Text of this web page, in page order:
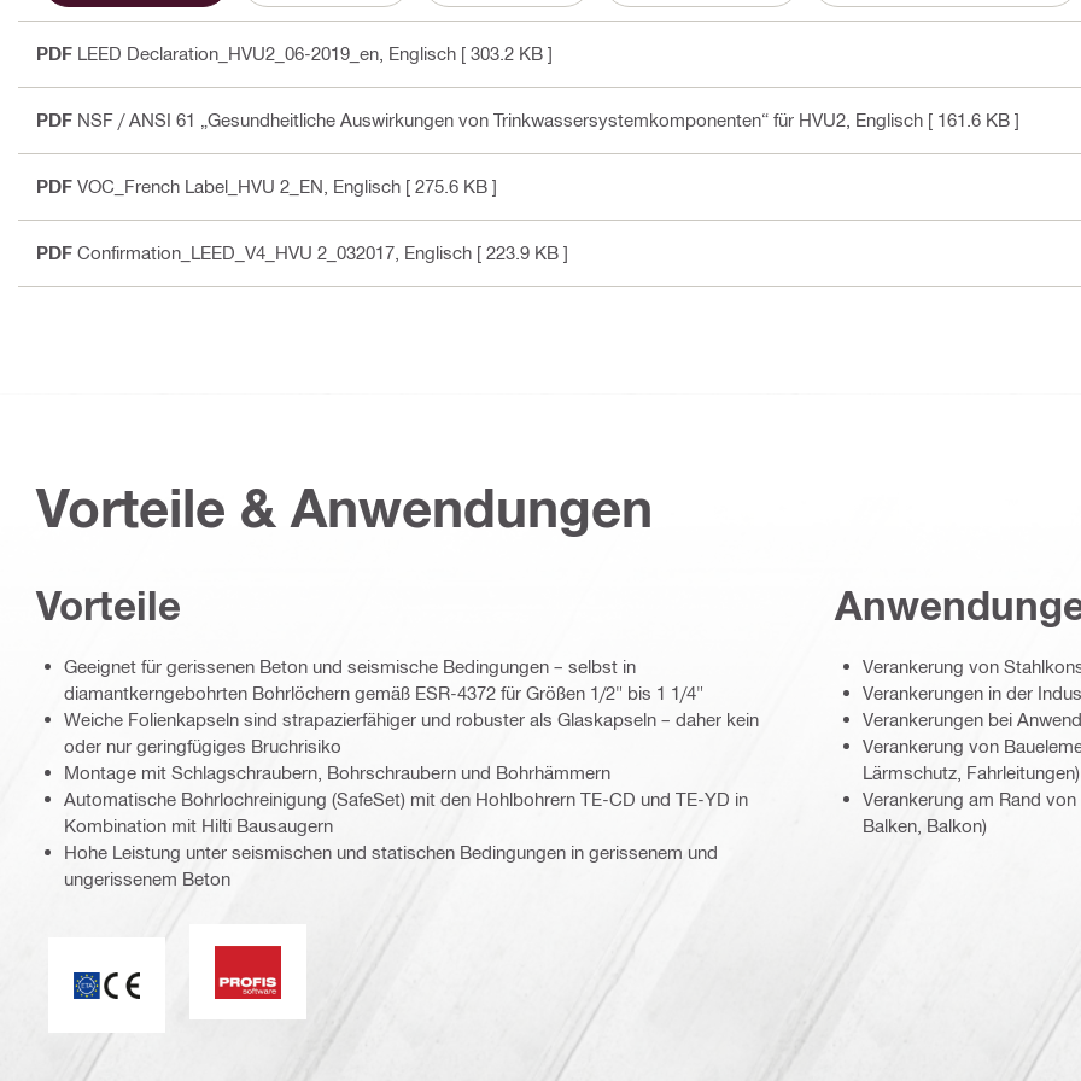
PDF LEED Declaration_HVU2_06-2019_en , Englisch [ 303.2 KB ]
PDF NSF / ANSI 61 „Gesundheitliche Auswirkungen von Trinkwassersystemkomponenten“ für HVU2 , Englisch [ 161.6 KB ]
PDF VOC_French Label_HVU 2_EN , Englisch [ 275.6 KB ]
PDF Confirmation_LEED_V4_HVU 2_032017 , Englisch [ 223.9 KB ]
Vorteile & Anwendungen
Vorteile
Geeignet für gerissenen Beton und seismische Bedingungen – selbst in
diamantkerngebohrten Bohrlöchern gemäß ESR-4372 für Größen 1/2" bis 1 1/4"
Weiche Folienkapseln sind strapazierfähiger und robuster als Glaskapseln – daher kein
oder nur geringfügiges Bruchrisiko
Montage mit Schlagschraubern, Bohrschraubern und Bohrhämmern
Automatische Bohrlochreinigung (SafeSet) mit den Hohlbohrern TE-CD und TE-YD in
Kombination mit Hilti Bausaugern
Hohe Leistung unter seismischen und statischen Bedingungen in gerissenem und
ungerissenem Beton
PROFIS Software
Verankerung von
Verankerungen in der
Verankerungen bei
Verankerung von
Lärmschutz, Fahrleitungen)
Verankerung am Rand
Balken, Balkon)